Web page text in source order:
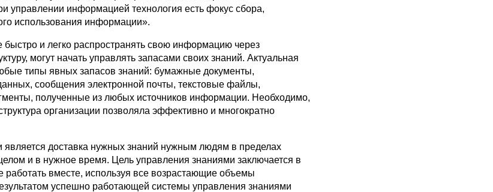
управлении информацией технология есть фокус сбора,
использования информации».
и легко распространять свою информацию через
могут начать управлять запасами своих знаний. Актуальная
типы явных запасов знаний: бумажные документы,
сообщения электронной почты, текстовые файлы,
полученные из любых источников информации. Необходимо,
организации позволяла эффективно и многократно
доставка нужных знаний нужным людям в пределах
и в нужное время. Цель управления знаниями заключается в
вместе, используя все возрастающие объемы
успешно работающей системы управления знаниями